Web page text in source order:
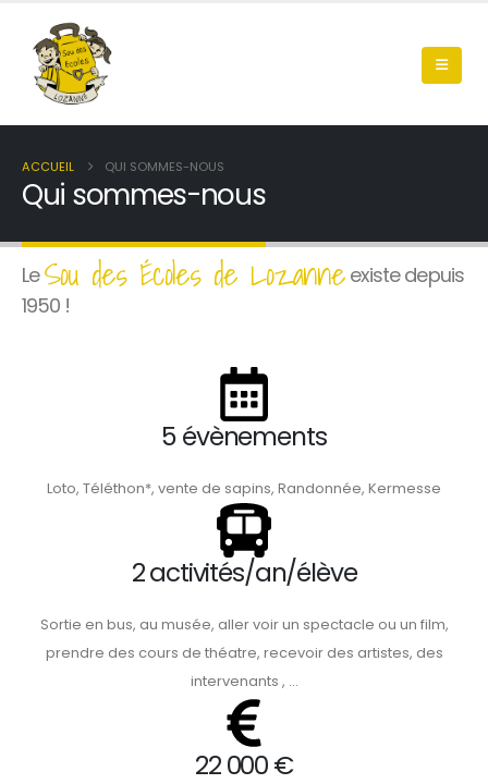
ACCUEIL QUI SOMMES-NOUS
Qui sommes-nous
LeSou des Écoles de Lozanne existe depuis
1950 !
5 évènements
Loto, Téléthon*, vente de sapins, Randonnée, Kermesse
2 activités/an/élève
Sortie en bus, au musée, aller voir un spectacle ou un film,
prendre des cours de théatre, recevoir des artistes, des
intervenants , ...
22 000 €